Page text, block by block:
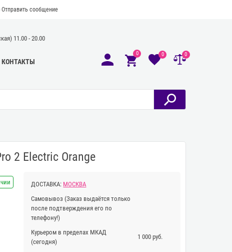
Отправить сообщение
11.00 - 20.00
КОНТАКТЫ
0 0 0
2 Electric Orange
ДОСТАВКА: МОСКВА
Самовывоз (Заказ выдаётся только
после подтверждения его по
телефону!)
Курьером в пределах МКАД
(сегодня)
1 000 руб.